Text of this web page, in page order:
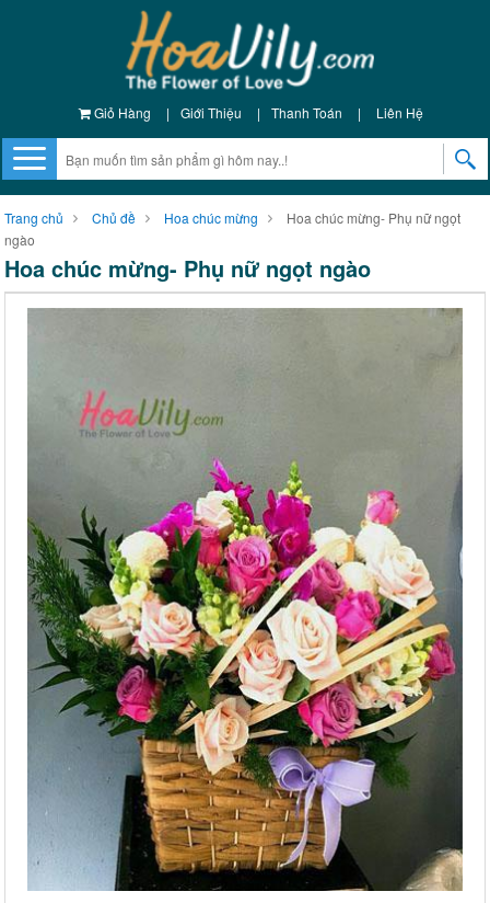
Giỏ Hàng | Giới Thiệu | Thanh Toán | Liên Hệ
Trang chủ Chủ đề Hoa chúc mừng
Hoa chúc mừng- Phụ nữ ngọt
ngào
Hoa chúc mừng- Phụ nữ ngọt ngào